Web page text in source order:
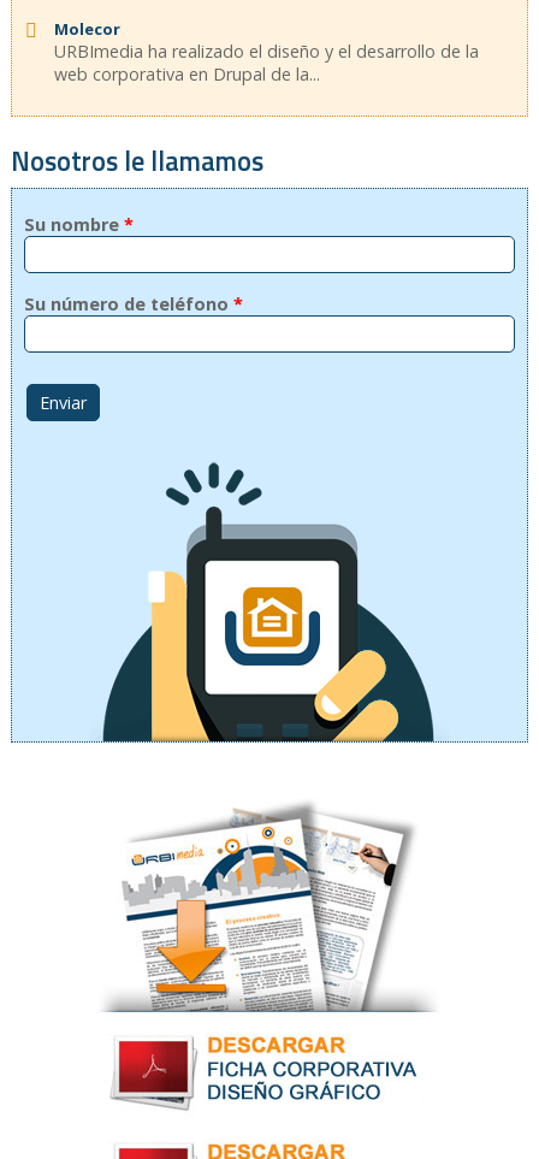
Molecor
URBImedia ha realizado el diseño y el desarrollo de la
web corporativa en Drupal de la...
Nosotros le llamamos
Su nombre *
Su número de teléfono *